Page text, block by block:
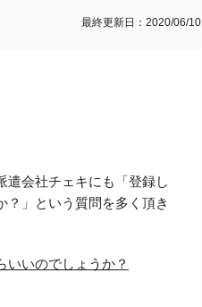
最終更新日：2020/06/10
遣会社チェキにも「登録し
？」という質問を多く頂き
いいのでしょうか？